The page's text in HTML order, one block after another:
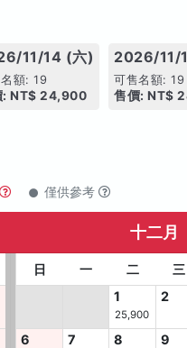
11/14 (六)
額: 19
: NT$ 24,900
2026/11/
可售名額: 19
售價: NT$
僅供參考
十二月
日 一 二 三
1
25,900
2
6 7 8 9